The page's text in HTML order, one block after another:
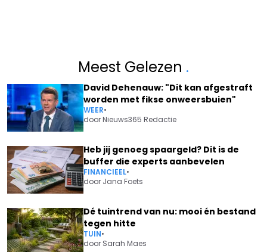
Meest Gelezen .
David Dehenauw: "Dit kan afgestraft
worden met fikse onweersbuien"
WEER•
doorNieuws365 Redactie
Heb jij genoeg spaargeld? Dit is de
buffer die experts aanbevelen
FINANCIEEL•
door Jana Foets
Dé tuintrend van nu: mooi én bestand
tegen hitte
TUIN•
door Sarah Maes